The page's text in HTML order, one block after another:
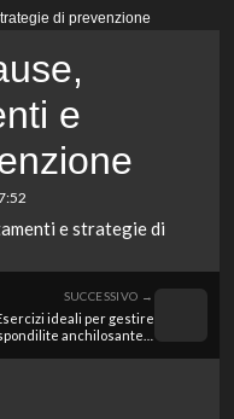
di prevenzione
e
SUCCESSIVO →
ideali per gestire
anchilosante e